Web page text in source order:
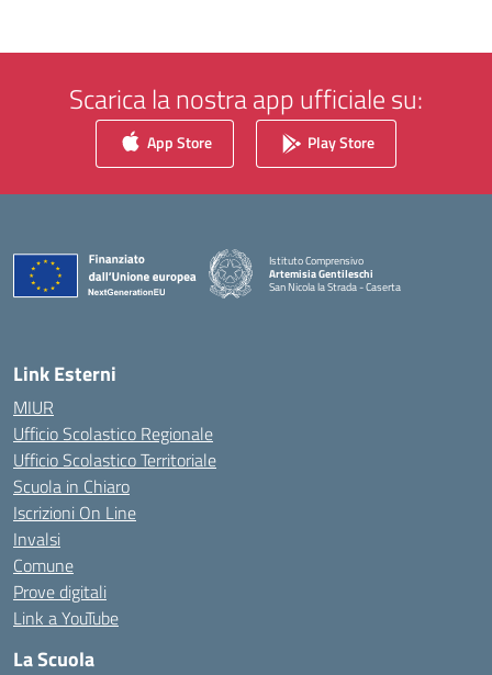
Scarica la nostra app ufficiale su:
App Store Play Store
Istituto Comprensivo
Artemisia Gentileschi
San Nicola la Strada - Caserta
Link Esterni
MIUR
Ufficio Scolastico Regionale
Ufficio Scolastico Territoriale
Scuola in Chiaro
Iscrizioni On Line
Invalsi
Comune
Prove digitali
Link a YouTube
La Scuola